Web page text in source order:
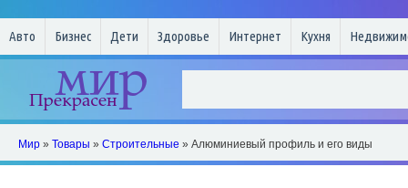
Авто Бизнес Дети Здоровье Интернет Кухня
Мир » Товары » Строительные » Алюминиевый профиль и его виды